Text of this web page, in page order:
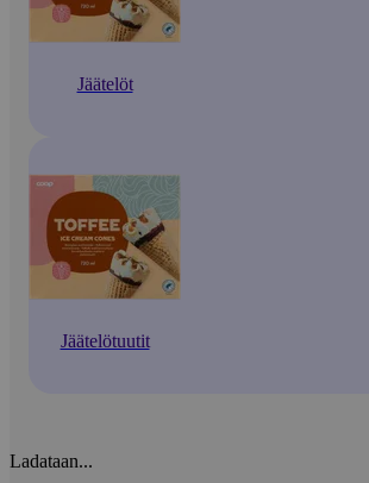
Jäätelöt
Jäätelötuutit
Ladataan...